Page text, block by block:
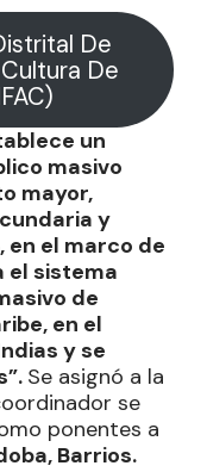
De
De
un
masivo
mayor,
y
en el marco de
el sistema
de
en el
y se
Se asignó a la
se
ponentes a
Barrios.